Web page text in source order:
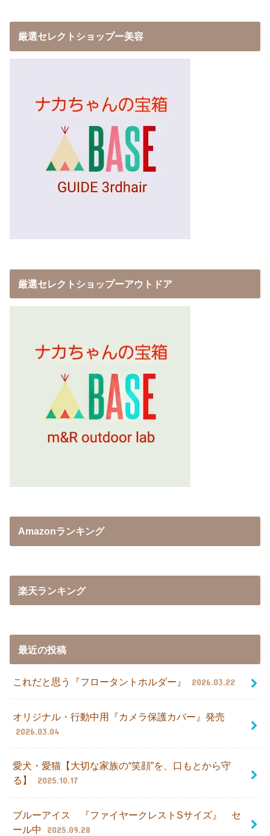
厳選セレクトショップー美容
厳選セレクトショップーアウトドア
Amazonランキング
楽天ランキング
最近の投稿
これだと思う『フロータントホルダー』 2026.03.22
オリジナル・行動中用『カメラ保護カバー』発売
2026.03.04
愛犬・愛猫【大切な家族の“笑顔”を、口もとから守
る】
2025.10.17
ブルーアイス 『ファイヤークレストSサイズ』 セ
ール中
2025.09.28